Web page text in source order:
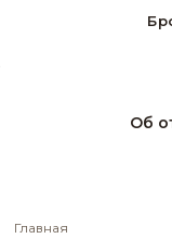
Об
Главная